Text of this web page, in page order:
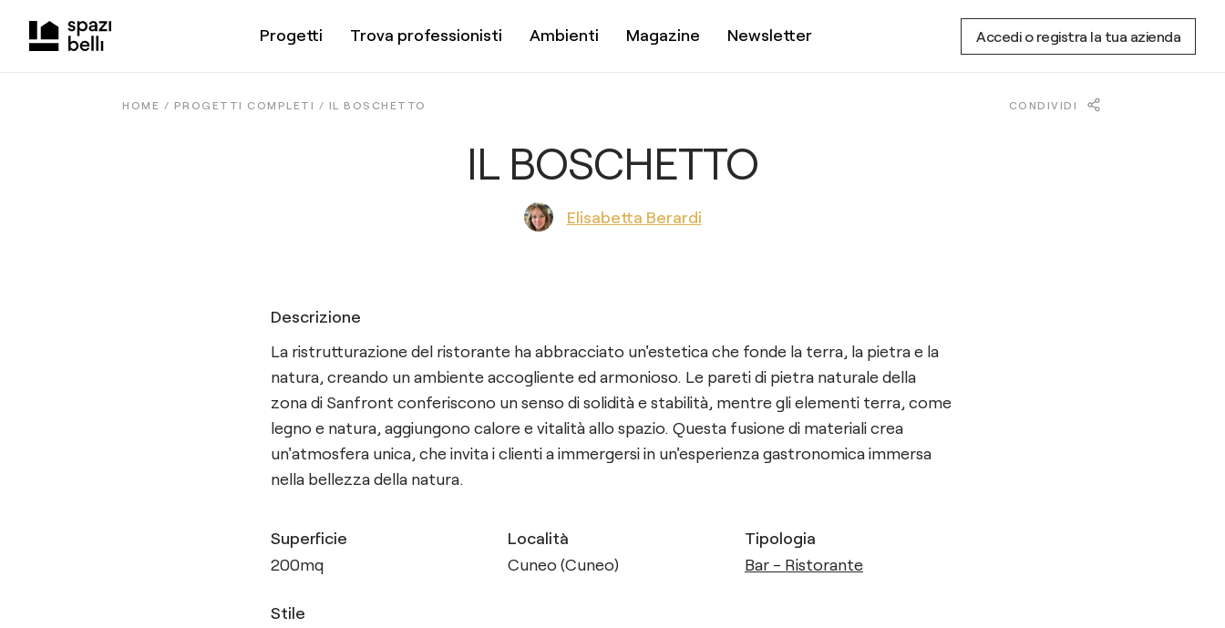
Progetti Trova professionisti Ambienti Magazine Newsletter Accedi o registra la tua azienda
HOME / PROGETTI COMPLETI / IL BOSCHETTO CONDIVIDI
IL BOSCHETTO
Elisabetta Berardi
Descrizione
La ristrutturazione del ristorante ha abbracciato un'estetica che fonde la terra, la pietra e la
natura, creando un ambiente accogliente ed armonioso. Le pareti di pietra naturale della
zona di Sanfront conferiscono un senso di solidità e stabilità, mentre gli elementi terra, come
legno e natura, aggiungono calore e vitalità allo spazio. Questa fusione di materiali crea
un'atmosfera unica, che invita i clienti a immergersi in un'esperienza gastronomica immersa
nella bellezza della natura.
Superficie
200mq
Località
Cuneo (Cuneo)
Tipologia
Bar - Ristorante
Stile